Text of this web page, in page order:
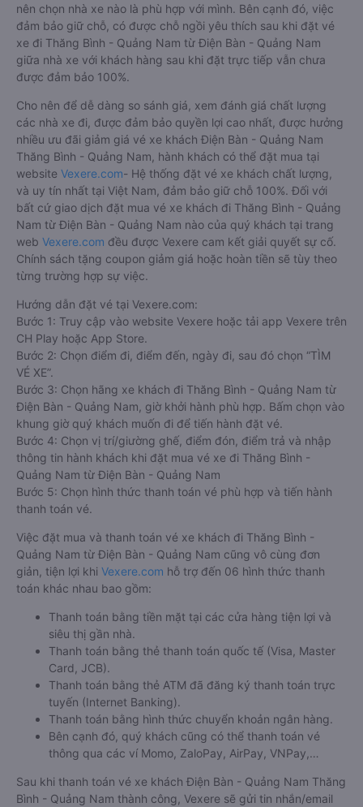
nên chọn nhà xe nào là phù hợp với mình. Bên cạnh đó, việc
đảm bảo giữ chỗ, có được chỗ ngồi yêu thích sau khi đặt vé
xe đi Thăng Bình - Quảng Nam từ Điện Bàn - Quảng Nam
giữa nhà xe với khách hàng sau khi đặt trực tiếp vẫn chưa
được đảm bảo 100%.
Cho nên để dễ dàng so sánh giá, xem đánh giá chất lượng
các nhà xe đi, được đảm bảo quyền lợi cao nhất, được hưởng
nhiều ưu đãi giảm giá vé xe khách Điện Bàn - Quảng Nam
Thăng Bình - Quảng Nam, hành khách có thể đặt mua tại
website Vexere.com- Hệ thống đặt vé xe khách chất lượng,
và uy tín nhất tại Việt Nam, đảm bảo giữ chỗ 100%. Đối với
bất cứ giao dịch đặt mua vé xe khách đi Thăng Bình - Quảng
Nam từ Điện Bàn - Quảng Nam nào của quý khách tại trang
web Vexere.com đều được Vexere cam kết giải quyết sự cố.
Chính sách tặng coupon giảm giá hoặc hoàn tiền sẽ tùy theo
từng trường hợp sự việc.
Hướng dẫn đặt vé tại Vexere.com:
Bước 1: Truy cập vào website Vexere hoặc tải app Vexere trên
CH Play hoặc App Store.
Bước 2: Chọn điểm đi, điểm đến, ngày đi, sau đó chọn “TÌM
VÉ XE”.
Bước 3: Chọn hãng xe khách đi Thăng Bình - Quảng Nam từ
Điện Bàn - Quảng Nam, giờ khởi hành phù hợp. Bấm chọn vào
khung giờ quý khách muốn đi để tiến hành đặt vé.
Bước 4: Chọn vị trí/giường ghế, điểm đón, điểm trả và nhập
thông tin hành khách khi đặt mua vé xe đi Thăng Bình -
Quảng Nam từ Điện Bàn - Quảng Nam
Bước 5: Chọn hình thức thanh toán vé phù hợp và tiến hành
thanh toán vé.
Việc đặt mua và thanh toán vé xe khách đi Thăng Bình -
Quảng Nam từ Điện Bàn - Quảng Nam cũng vô cùng đơn
giản, tiện lợi khi Vexere.com hỗ trợ đến 06 hình thức thanh
toán khác nhau bao gồm:
Thanh toán bằng tiền mặt tại các cửa hàng tiện lợi và
siêu thị gần nhà.
Thanh toán bằng thẻ thanh toán quốc tế (Visa, Master
Card, JCB).
Thanh toán bằng thẻ ATM đã đăng ký thanh toán trực
tuyến (Internet Banking).
Thanh toán bằng hình thức chuyển khoản ngân hàng.
Bên cạnh đó, quý khách cũng có thể thanh toán vé
thông qua các ví Momo, ZaloPay, AirPay, VNPay,…
Sau khi thanh toán vé xe khách Điện Bàn - Quảng Nam Thăng
Bình - Quảng Nam thành công, Vexere sẽ gửi tin nhắn/email